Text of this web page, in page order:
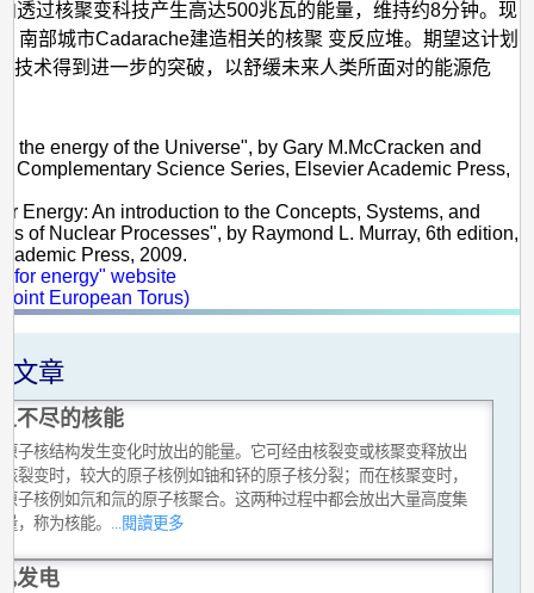
透过核聚变科技产生高达500兆瓦的能量，维持约8分钟。现
南部城市Cadarache建造相关的核聚 变反应堆。期望这计划
技术得到进一步的突破，以舒缓未来人类所面对的能源危
the energy of the Universe", by Gary M.McCracken and
Complementary Science Series, Elsevier Academic Press,
Energy: An introduction to the Concepts, Systems, and
of Nuclear Processes", by Raymond L. Murray, 6th edition,
Press, 2009.
for energy" website
European Torus)
文章
不尽的核能
子核结构发生变化时放出的能量。它可经由核裂变或核聚变释放出
裂变时，较大的原子核例如铀和钚的原子核分裂；而在核聚变时，
子核例如氘和氚的原子核聚合。这两种过程中都会放出大量高度集
，称为核能。
...閱讀更多
发电